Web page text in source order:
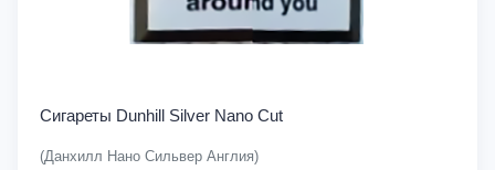
Сигареты Dunhill Silver Nano Cut
(Данхилл Нано Сильвер Англия)